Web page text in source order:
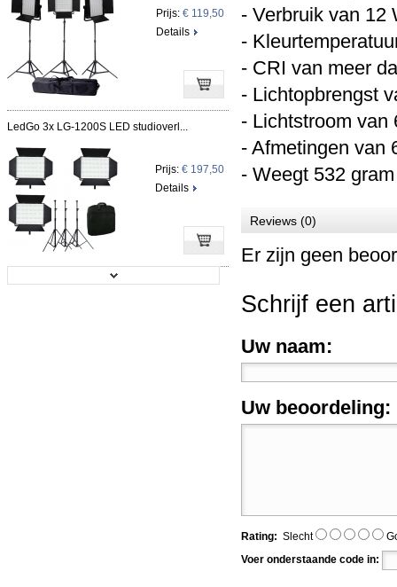
Prijs: € 119,50
Details
LedGo 3x LG-1200S LED studioverl...
Prijs: € 197,50
Details
LedGo LG-LE60K Kit (vier lampen)
- Verbruik van 12
-
- CRI van meer
- Lichtopbrengst
- Lichtstroom van
- Afmetingen van
- Weegt 532 gram
Reviews (0)
Er zijn geen
Schrijf een
Uw naam:
Uw beoordeling:
Rating: Slecht
Voer onderstaande code in: